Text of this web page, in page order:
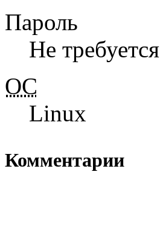
Пароль
Не требуется
ОС
Linux
Комментарии